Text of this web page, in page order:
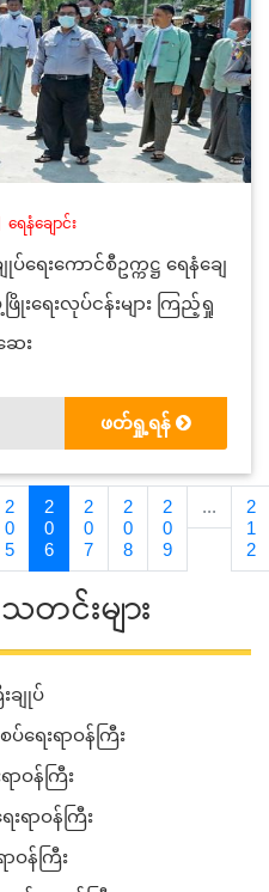
ရေနံချောင်း
ေးကောင်စီဥက္ကဋ္ဌ ရေနံချေ
ရေးလုပ်ငန်းများ ကြည့်ရှု
ေး
ဖတ်ရှု့ရန်
2
0
5
2
0
6
2
0
7
2
0
8
2
0
9
...
2
1
2
င်းများ
ချုပ်
ရေးရာဝန်ကြီး
ရာဝန်ကြီး
ရာဝန်ကြီး
ဝန်ကြီး